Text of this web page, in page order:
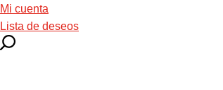
Mi cuenta
Lista de deseos